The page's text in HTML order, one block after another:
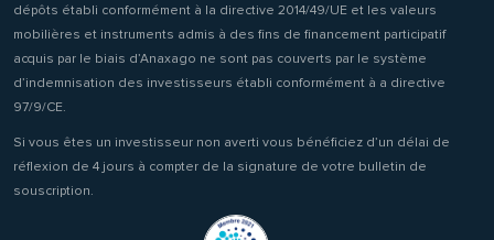
dépôts établi conformément à la directive 2014/49/UE et les valeurs
mobilières et instruments admis à des fins de financement participatif
acquis par le biais d’Anaxago ne sont pas couverts par le système
d’indemnisation des investisseurs établi conformément à a directive
97/9/CE.
Si vous êtes un investisseur non averti vous bénéficiez d’un délai de
réflexion de 4 jours à compter de la signature de votre bulletin de
souscription.